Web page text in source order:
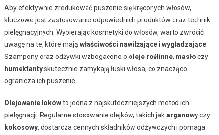
Aby efektywnie zredukować puszenie się kręconych włosów,
kluczowe jest zastosowanie odpowiednich produktów oraz technik
pielęgnacyjnych. Wybierając kosmetyki do włosów, warto zwrócić
uwagę na te, które mają właściwości nawilżającei wygładzające.
Szampony oraz odżywki wzbogacone o oleje roślinne, masło czy
humektantyskutecznie zamykają łuski włosa, co znacząco
ogranicza ich puszenie.
Olejowanie lokówto jedna z najskuteczniejszych metod ich
pielęgnacji. Regularne stosowanie olejków, takich jakarganowyczy
kokosowy, dostarcza cennych składników odżywczych i pomaga